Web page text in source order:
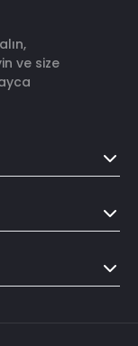
ve size